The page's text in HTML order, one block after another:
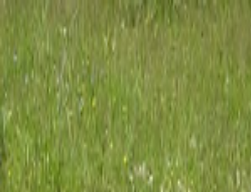
Kart Om oss Kontakt
Hovin hundepark
Hovin i Gauldal •